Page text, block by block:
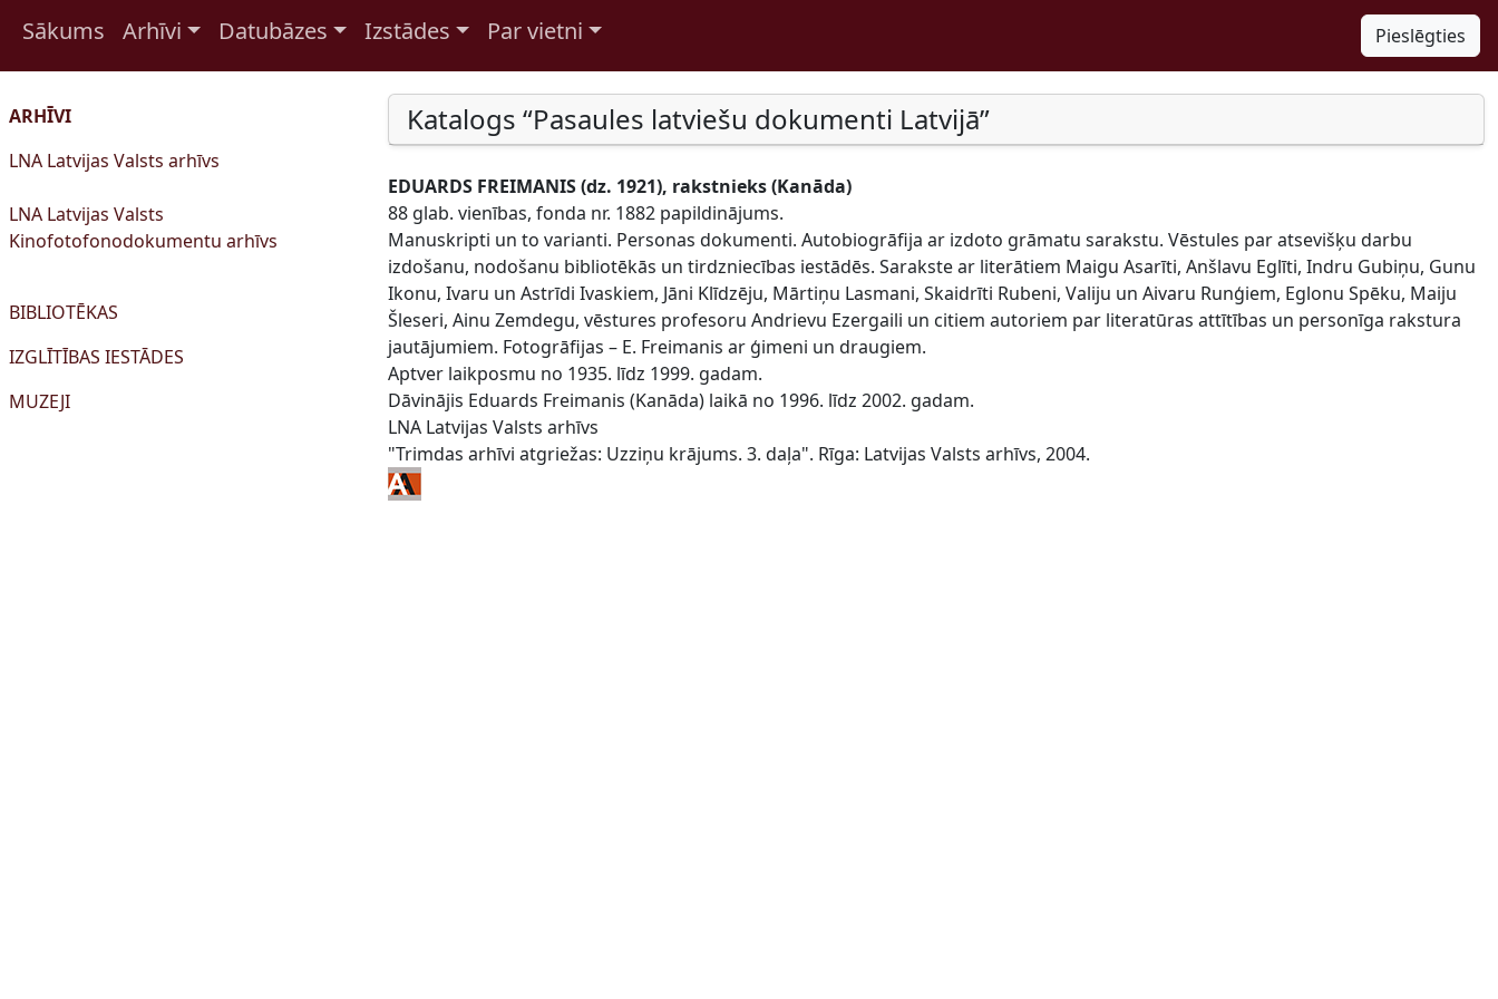
Pāriet uz saturu
Sākums Arhīvi Datubāzes Izstādes Par vietni Pieslēgties
ARHĪVI
LNA Latvijas Valsts arhīvs
LNA Latvijas Valsts
Kinofotofonodokumentu arhīvs
BIBLIOTĒKAS
IZGLĪTĪBAS IESTĀDES
MUZEJI
Katalogs “Pasaules latviešu dokumenti Latvijā”
EDUARDS FREIMANIS (dz. 1921), rakstnieks (Kanāda)
88 glab. vienības, fonda nr. 1882 papildinājums.
Manuskripti un to varianti. Personas dokumenti. Autobiogrāfija ar izdoto grāmatu sarakstu. Vēstules par atsevišķu darbu
izdošanu, nodošanu bibliotēkās un tirdzniecības iestādēs. Sarakste ar literātiem Maigu Asarīti, Anšlavu Eglīti, Indru Gubiņu, Gunu
Ikonu, Ivaru un Astrīdi Ivaskiem, Jāni Klīdzēju, Mārtiņu Lasmani, Skaidrīti Rubeni, Valiju un Aivaru Runģiem, Eglonu Spēku, Maiju
Šleseri, Ainu Zemdegu, vēstures profesoru Andrievu Ezergaili un citiem autoriem par literatūras attītības un personīga rakstura
jautājumiem. Fotogrāfijas – E. Freimanis ar ģimeni un draugiem.
Aptver laikposmu no 1935. līdz 1999. gadam.
Dāvinājis Eduards Freimanis (Kanāda) laikā no 1996. līdz 2002. gadam.
LNA Latvijas Valsts arhīvs
"Trimdas arhīvi atgriežas: Uzziņu krājums. 3. daļa". Rīga: Latvijas Valsts arhīvs, 2004.